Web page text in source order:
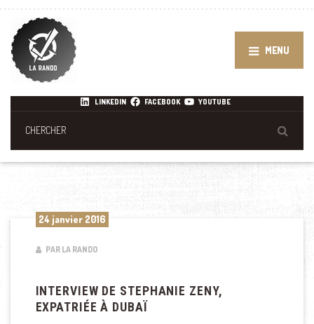
MENU
LINKEDIN FACEBOOK YOUTUBE
24 janvier 2016
PAR LA RANDO
INTERVIEW DE STEPHANIE ZENY,
EXPATRIÉE À DUBAÏ